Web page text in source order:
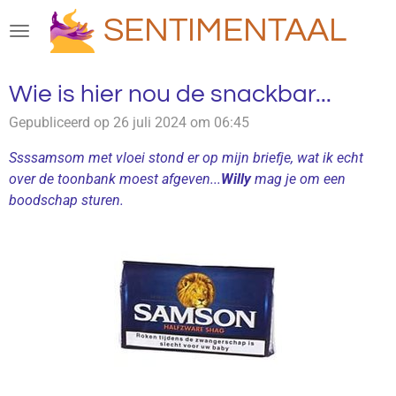
direct
de
hoofdinhoud
SENTIMENTAAL
Wie is hier nou de snackbar...
Gepubliceerd op 26 juli 2024 om 06:45
Ssssamsom met vloei stond er op mijn briefje, wat ik echt
over de toonbank moest afgeven...Willymag je om een
boodschap sturen.